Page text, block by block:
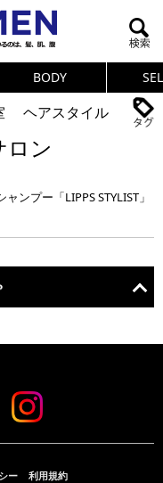
BODY
ヘアスタイル
筋肉
女の本音
ア
ロン
ンプー「LIPPS STYLIST」
ー 利用規約